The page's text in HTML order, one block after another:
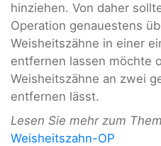
hinziehen. Von daher
Operation genauestens
Weisheitszähne in einer
entfernen lassen möchte
Weisheitszähne an zwei
entfernen lässt.
Lesen Sie mehr zum
Weisheitszahn-OP